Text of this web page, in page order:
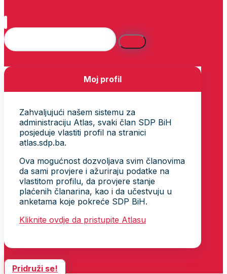
Moj profil
Zahvaljujući našem sistemu za
administraciju Atlas, svaki član SDP BiH
posjeduje vlastiti profil na stranici
atlas.sdp.ba.
Ova mogućnost dozvoljava svim članovima
da sami provjere i ažuriraju podatke na
vlastitom profilu, da provjere stanje
plaćenih članarina, kao i da učestvuju u
anketama koje pokreće SDP BiH.
Kliknite ovdje da pristupite Atlasu
Pridruži se!